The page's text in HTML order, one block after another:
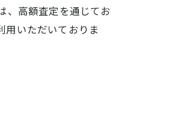
、高額査定を通じてお
用いただいておりま